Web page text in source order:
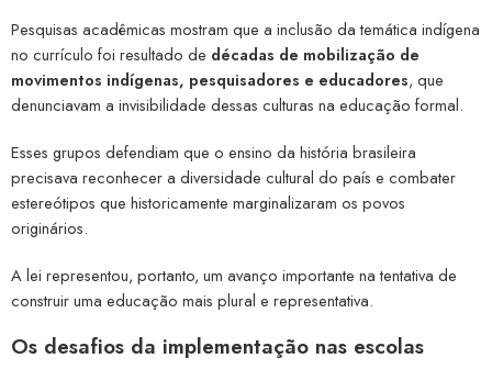
Pesquisas acadêmicas mostram que a inclusão da temática indígena
no currículo foi resultado de décadas de mobilização de
movimentos indígenas, pesquisadores e educadores, que
denunciavam a invisibilidade dessas culturas na educação formal.
Esses grupos defendiam que o ensino da história brasileira
precisava reconhecer a diversidade cultural do país e combater
estereótipos que historicamente marginalizaram os povos
originários.
A lei representou, portanto, um avanço importante na tentativa de
construir uma educação mais plural e representativa.
Os desafios da implementação nas escolas